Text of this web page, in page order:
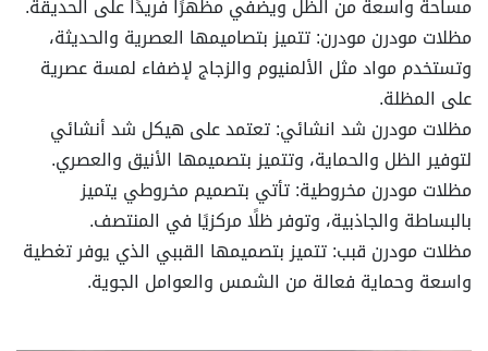
مساحة واسعة من الظل ويضفي مظهرًا فريدًا على الحديقة.
مظلات مودرن مودرن: تتميز بتصاميمها العصرية والحديثة،
وتستخدم مواد مثل الألمنيوم والزجاج لإضفاء لمسة عصرية
على المظلة.
مظلات مودرن شد انشائي: تعتمد على هيكل شد أنشائي
لتوفير الظل والحماية، وتتميز بتصميمها الأنيق والعصري.
مظلات مودرن مخروطية: تأتي بتصميم مخروطي يتميز
بالبساطة والجاذبية، وتوفر ظلًا مركزيًا في المنتصف.
مظلات مودرن قبب: تتميز بتصميمها القببي الذي يوفر تغطية
واسعة وحماية فعالة من الشمس والعوامل الجوية.